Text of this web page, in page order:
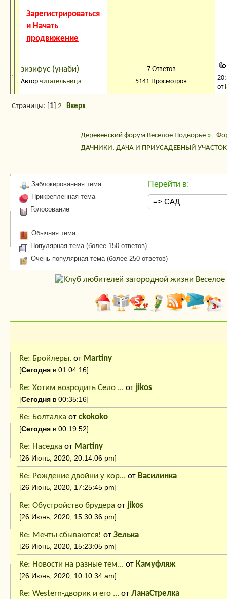
Re: Бройлеры. от Martiny
[Сегодня в 01:04:16]
Re: Хотим возродить Село ... от jikos
[Сегодня в 00:35:16]
Re: Болталка от ckokoko
[Сегодня в 00:19:52]
Re: Наседка от Martiny
[26 Июнь, 2020, 20:14:06 pm]
Re: Рождение двойни у кор... от Василинка
[26 Июнь, 2020, 17:25:45 pm]
Re: Обустройство брудера от jikos
[26 Июнь, 2020, 15:30:36 pm]
Re: Мечты сбываются! от Зелька
[26 Июнь, 2020, 15:23:05 pm]
Re: Новости на разные тем... от Камуфляж
[26 Июнь, 2020, 10:10:34 am]
Re: Western-дворик и его ... от ЛанаСтрелка
Зарегистрироваться
и Начать
продвижение
зизифус (унаби)
Автор читательница
7 Ответов
5141 Просмотров
от
Страницы: [ 1 ]2 Вверх
Деревенский форум Веселое Подворье»
ДАЧНИКИ, ДАЧА И ПРИУСАДЕБНЫЙ УЧАСТОК
Перейти в:
Обычная тема
Популярная тема (более 150 ответов)
Очень популярная тема (более 250 ответов)
Заблокированная тема
Прикрепленная тема
Голосование